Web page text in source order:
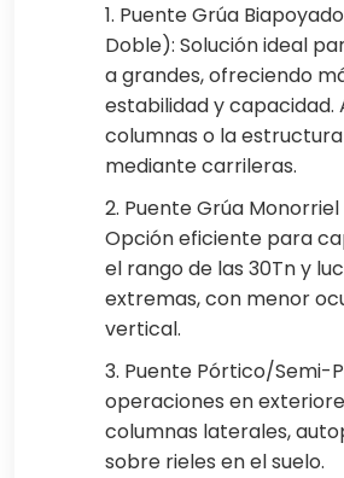
1. Puente Grúa
Doble): Solución ideal
a grandes, ofreciendo
estabilidad y capacidad.
columnas o la
mediante carrileras.
2. Puente Grúa
Opción eficiente para
el rango de las 30Tn y
extremas, con menor
vertical.
3. Puente Pórtico/Semi-
operaciones en
columnas laterales,
sobre rieles en el suelo.